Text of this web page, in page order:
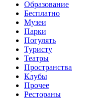
Образование
Бесплатно
Музеи
Парки
Погулять
Туристу
Театры
Пространства
Клубы
Прочее
Рестораны